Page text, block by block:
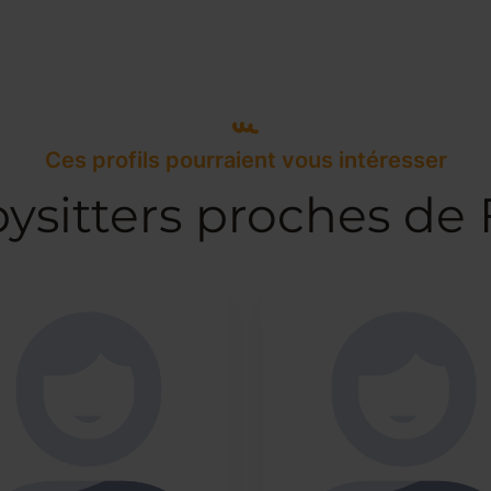
Ces profils pourraient vous intéresser
proches de